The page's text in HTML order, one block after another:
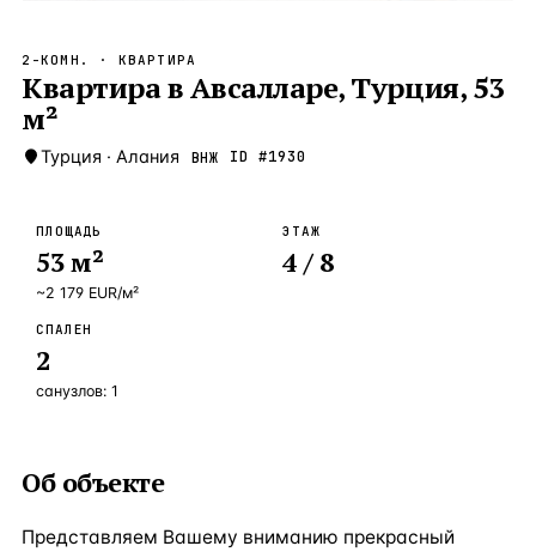
Новороссийск — Локация Россия · 2
Стамбул
Анталия
ЧАСТО ИЩУТ
Турция Кипр
2-КОМН. · КВАРТИРА
Квартира в Авсалларе, Турция, 53
м²
Турция · Алания ВНЖ ID #1930
ПЛОЩАДЬ
53м²
~2 179 EUR/м²
ЭТАЖ
4/ 8
СПАЛЕН
2
санузлов: 1
Об объекте
Представляем Вашему вниманию прекрасный